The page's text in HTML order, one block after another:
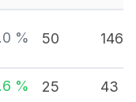
% 50 146
% 25 43